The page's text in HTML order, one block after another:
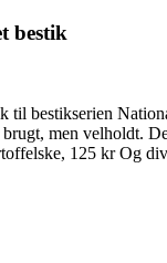
bestik
til bestikserien
men velholdt.
125 kr Og